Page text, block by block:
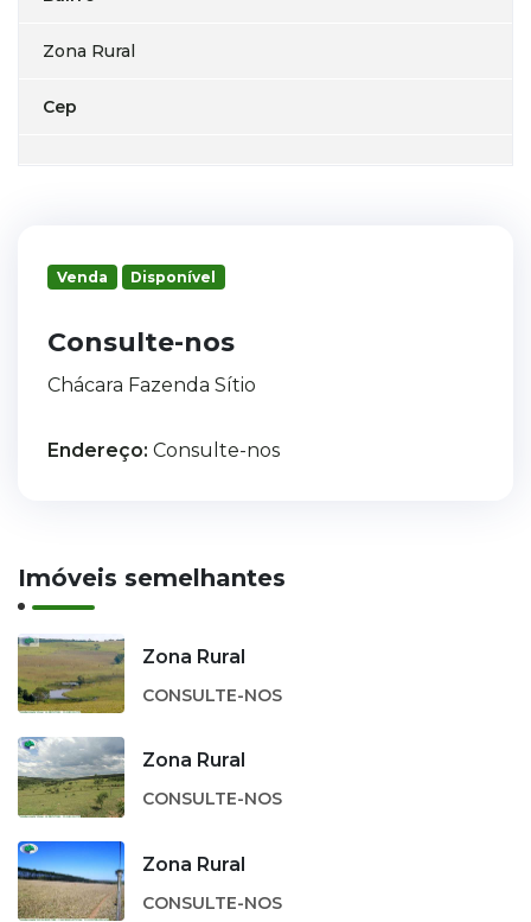
Zona Rural
Cep
Venda Disponível
Consulte-nos
Chácara Fazenda Sítio
Endereço: Consulte-nos
Imóveis semelhantes
Zona Rural
CONSULTE-NOS
Zona Rural
CONSULTE-NOS
Zona Rural
CONSULTE-NOS